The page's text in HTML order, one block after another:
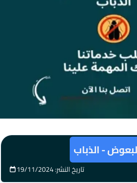
- الذباب
تاريخ النشر: 19/11/2024